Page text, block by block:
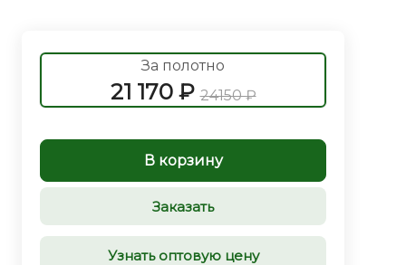
За полотно
21 170 ₽ 24150 ₽
В корзину
Заказать
Узнать оптовую цену